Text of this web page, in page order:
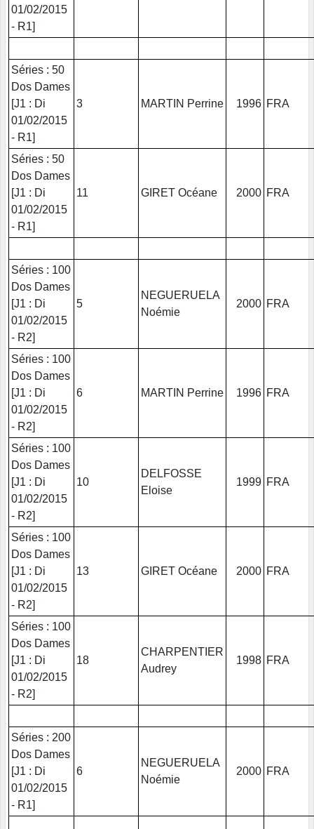
01/02/2015
- R1]
Séries : 50
Dos Dames
[J1 : Di
01/02/2015
- R1]
3 MARTIN Perrine 1996 FRA
Séries : 50
Dos Dames
[J1 : Di
01/02/2015
- R1]
11 GIRET Océane 2000 FRA
Séries : 100
Dos Dames
[J1 : Di
01/02/2015
- R2]
5
NEGUERUELA
Noémie
2000 FRA
Séries : 100
Dos Dames
[J1 : Di
01/02/2015
- R2]
6 MARTIN Perrine 1996 FRA
Séries : 100
Dos Dames
[J1 : Di
01/02/2015
- R2]
10
DELFOSSE
Eloise
1999 FRA
Séries : 100
Dos Dames
[J1 : Di
01/02/2015
- R2]
13 GIRET Océane 2000 FRA
Séries : 100
Dos Dames
[J1 : Di
01/02/2015
- R2]
18
CHARPENTIER
Audrey
1998 FRA
Séries : 200
Dos Dames
[J1 : Di
01/02/2015
- R1]
6
NEGUERUELA
Noémie
2000 FRA